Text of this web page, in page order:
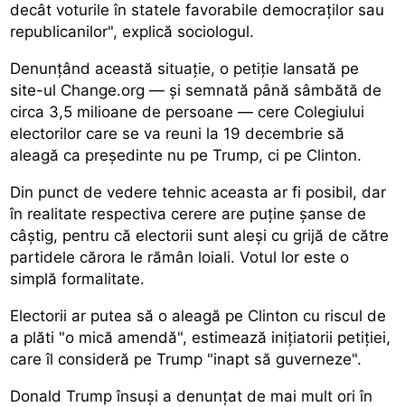
decât voturile în statele favorabile democraților sau
republicanilor", explică sociologul.
Denunțând această situație, o petiție lansată pe
site-ul Change.org — și semnată până sâmbătă de
circa 3,5 milioane de persoane — cere Colegiului
electorilor care se va reuni la 19 decembrie să
aleagă ca președinte nu pe Trump, ci pe Clinton.
Din punct de vedere tehnic aceasta ar fi posibil, dar
în realitate respectiva cerere are puține șanse de
câștig, pentru că electorii sunt aleși cu grijă de către
partidele cărora le rămân loiali. Votul lor este o
simplă formalitate.
Electorii ar putea să o aleagă pe Clinton cu riscul de
a plăti "o mică amendă", estimează inițiatorii petiției,
care îl consideră pe Trump "inapt să guverneze".
Donald Trump însuși a denunțat de mai mult ori în